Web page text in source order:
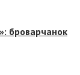
броварчанок